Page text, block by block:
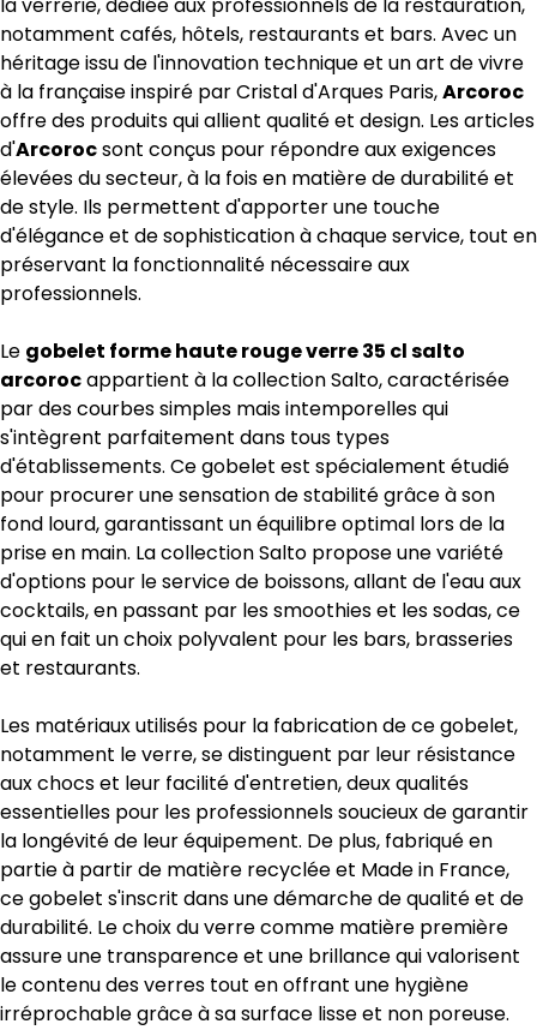
notamment cafés, hôtels, restaurants et bars. Avec un
héritage issu de l'innovation technique et un art de vivre
à la française inspiré par Cristal d'Arques Paris,Arcoroc
offre des produits qui allient qualité et design. Les articles
d'Arcorocsont conçus pour répondre aux exigences
élevées du secteur, à la fois en matière de durabilité et
de style. Ils permettent d'apporter une touche
d'élégance et de sophistication à chaque service, tout en
préservant la fonctionnalité nécessaire aux
professionnels.
Le gobelet forme haute rouge verre 35 cl salto
arcorocappartient à la collection Salto, caractérisée
par des courbes simples mais intemporelles qui
s'intègrent parfaitement dans tous types
d'établissements. Ce gobelet est spécialement étudié
pour procurer une sensation de stabilité grâce à son
fond lourd, garantissant un équilibre optimal lors de la
prise en main. La collection Salto propose une variété
d'options pour le service de boissons, allant de l'eau aux
cocktails, en passant par les smoothies et les sodas, ce
qui en fait un choix polyvalent pour les bars, brasseries
et restaurants.
Les matériaux utilisés pour la fabrication de ce gobelet,
notamment le verre, se distinguent par leur résistance
aux chocs et leur facilité d'entretien, deux qualités
essentielles pour les professionnels soucieux de garantir
la longévité de leur équipement. De plus, fabriqué en
partie à partir de matière recyclée et Made in France,
ce gobelet s'inscrit dans une démarche de qualité et de
durabilité. Le choix du verre comme matière première
assure une transparence et une brillance qui valorisent
le contenu des verres tout en offrant une hygiène
irréprochable grâce à sa surface lisse et non poreuse.